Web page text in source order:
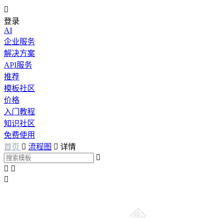

登录
AI
企业服务
解决方案
API服务
推荐
模板社区
价格
入门教程
知识社区
免费使用
首页  流程图  详情

 
